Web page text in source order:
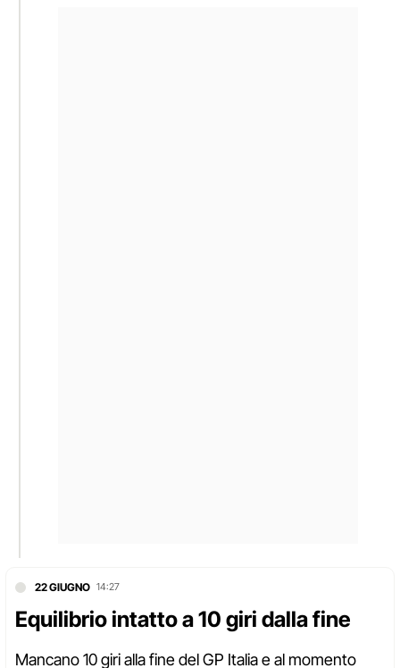
22 GIUGNO 14:27
Equilibrio intatto a 10 giri dalla fine
Mancano 10 giri alla fine del GP Italia e al momento